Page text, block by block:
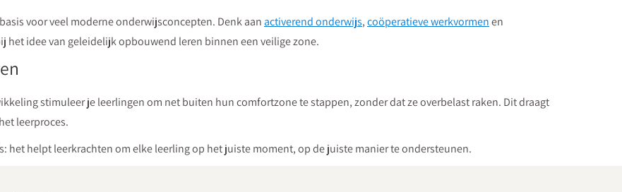
voor veel moderne onderwijsconcepten. Denk aan activerend onderwijs,coöperatieve werkvormenen
het idee van geleidelijk opbouwend leren binnen een veilige zone.
stimuleer je leerlingen om net buiten hun comfortzone te stappen, zonder dat ze overbelast raken. Dit draagt
leerproces.
het helpt leerkrachten om elke leerling op het juiste moment, op de juiste manier te ondersteunen.